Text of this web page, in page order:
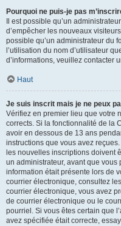
Pourquoi ne puis-je pas
Il est possible qu’un
d’empêcher les nouveaux
possible qu’un administrateur du
l’utilisation du nom d’utilisateur
d’informations, veuillez contacter
Haut
Je suis inscrit mais je ne peux
Vérifiez en premier lieu que votre
corrects. Si la fonctionnalité de la
avoir en dessous de 13 ans
instructions que vous avez
les nouvelles inscriptions doivent
un administrateur, avant que
information était présente lors de
courrier électronique, consultez
courrier électronique, vous avez
de courrier électronique ou le
pourriel. Si vous êtes certain que
avez spécifiée était correcte,